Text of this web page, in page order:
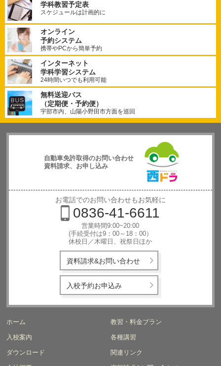
学科教習予定表
スケジュールは計画的に
オンライン
予約システム
携帯やPCから簡単予約
インターネット
学科学習システム
24時間いつでも利用可能
無料送迎バス
（定期便・予約便）
宇部市内、山陽小野田市方面を巡回
自動車免許取得のお問い合わせ
資料請求、お申し込み
西日本自動
車学校
お電話でのお問い合わせもお気軽に
0836-41-6611
営業時間9:00~20:00
(手続受付は9：00～18：00）
休校日／木曜日、祝祭日ほか
資料請求&お問い合わせ
入校予約お申込み
ホーム 教習・料金プラン
入校案内 各種講習
ダウンロード 関連リンク